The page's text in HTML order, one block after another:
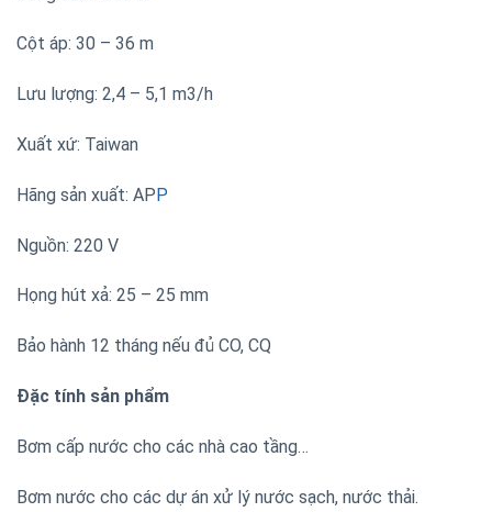
Cột áp: 30 – 36 m
Lưu lượng: 2,4 – 5,1 m3/h
Xuất xứ: Taiwan
Hãng sản xuất: APP
Nguồn: 220 V
Họng hút xả: 25 – 25 mm
Bảo hành 12 tháng nếu đủ CO, CQ
Đặc tính sản phẩm
Bơm cấp nước cho các nhà cao tầng…
Bơm nước cho các dự án xử lý nước sạch, nước thải.